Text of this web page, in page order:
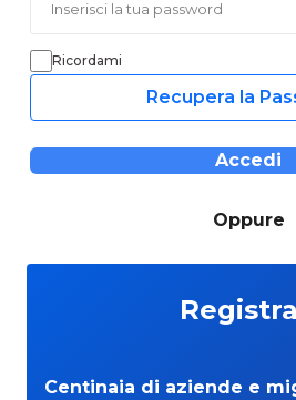
Ricordami
Recupera la
Accedi
Oppure
Centinaia di aziende e